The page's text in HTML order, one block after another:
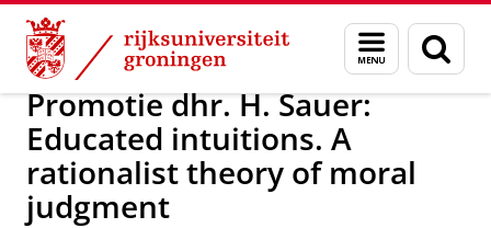
Skip
Content
Skip
Navigation
Menu
en
zoeken
Over ons Actueel Nieuws
Promotie dhr. H. Sauer:
Educated intuitions. A
rationalist theory of moral
judgment